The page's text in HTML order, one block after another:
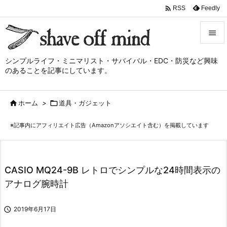
シンプルライフ・ミニマリスト・サバイバル・EDC・防災など興味
のあることを記事にしています。

メニュ
サイド
次へ
検索
 RSS Feedly
ホーム > 道具・ガジェット
※記事内にアフィリエイト広告（Amazonアソシエイト含む）を掲載しています
CASIO MQ24-9B レトロでシンプルな24時間表示の
アナログ腕時計
 2019年6月17日